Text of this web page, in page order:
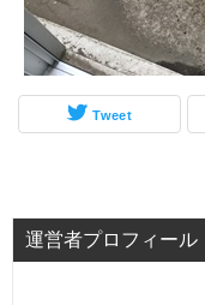
Tweet
運営者プロフィール